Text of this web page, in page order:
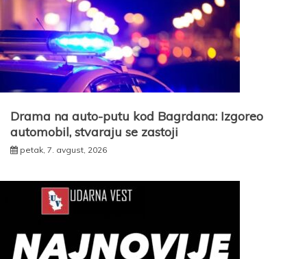
Drama na auto-putu kod Bagrdana: Izgoreo
automobil, stvaraju se zastoji
petak, 7. avgust, 2026